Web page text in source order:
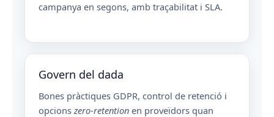
campanya en segons, amb traçabilitat i SLA.
Govern del dada
Bones pràctiques GDPR, control de retenció i
opcions zero-retention en proveïdors quan